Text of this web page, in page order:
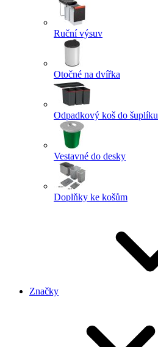
Ruční výsuv
Otočné na dvířka
Odpadkový koš do šuplíku
Vestavné do desky
Doplňky ke košům
Značky